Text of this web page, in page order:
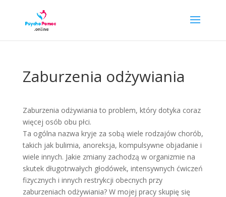
Zaburzenia odżywiania
Zaburzenia odżywiania to problem, który dotyka coraz
więcej osób obu płci.
Ta ogólna nazwa kryje za sobą wiele rodzajów chorób,
takich jak bulimia, anoreksja, kompulsywne objadanie i
wiele innych. Jakie zmiany zachodzą w organizmie na
skutek długotrwałych głodówek, intensywnych ćwiczeń
fizycznych i innych restrykcji obecnych przy
zaburzeniach odżywiania? W mojej pracy skupię się